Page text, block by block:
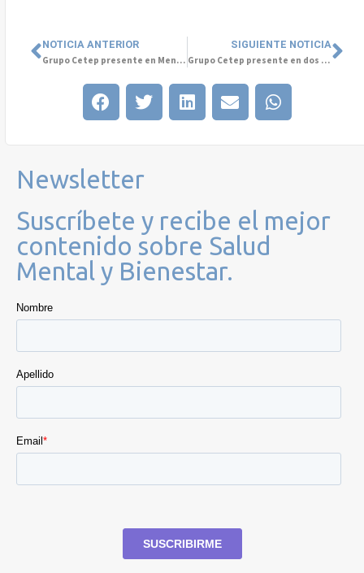
NOTICIA ANTERIOR
Grupo Cetep presente en Mental Tech 2025: innovación y colaboración para el futuro de la Salud Mental
SIGUIENTE NOTICIA
Grupo Cetep presente en dos encuentros internacionales clave para el futuro de la salud mental y la tecnología
Newsletter
Suscríbete y recibe el mejor
contenido sobre Salud
Mental y Bienestar.